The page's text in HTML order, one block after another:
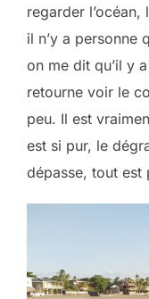
regarder
il n’y a personne
on me dit qu’il y
retourne voir le
peu. Il est
est si pur, le
dépasse, tout est